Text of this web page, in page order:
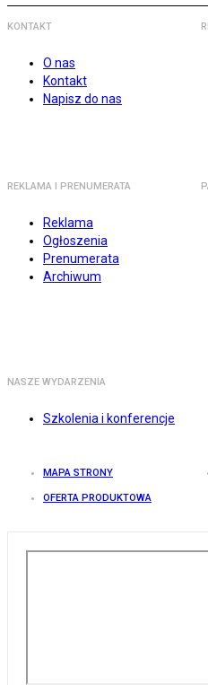
KONTAKT
O nas
Kontakt
Napisz do nas
REKLAMA I PRENUMERATA
Reklama
Ogłoszenia
Prenumerata
Archiwum
NASZE WYDARZENIA
Szkolenia i konferencje
MAPA STRONY
OFERTA PRODUKTOWA